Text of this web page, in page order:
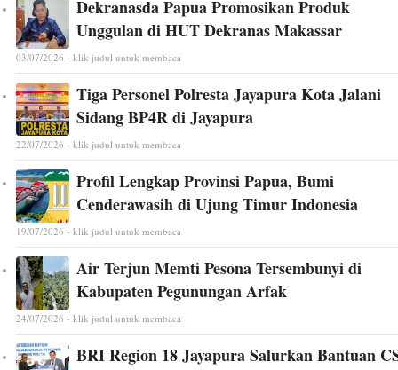
Dekranasda Papua Promosikan Produk
Unggulan di HUT Dekranas Makassar
03/07/2026 - klik judul untuk membaca
Tiga Personel Polresta Jayapura Kota Jalani
Sidang BP4R di Jayapura
22/07/2026 - klik judul untuk membaca
Profil Lengkap Provinsi Papua, Bumi
Cenderawasih di Ujung Timur Indonesia
19/07/2026 - klik judul untuk membaca
Air Terjun Memti Pesona Tersembunyi di
Kabupaten Pegunungan Arfak
24/07/2026 - klik judul untuk membaca
BRI Region 18 Jayapura Salurkan Bantuan